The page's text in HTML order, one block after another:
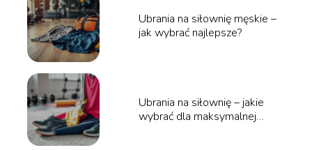
Ubrania na siłownię męskie –
jak wybrać najlepsze?
Ubrania na siłownię – jakie
wybrać dla maksymalnej